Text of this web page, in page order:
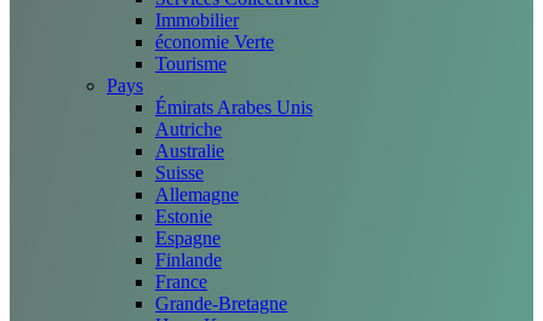
Immobilier
économie Verte
Tourisme
Pays
Émirats Arabes Unis
Autriche
Australie
Suisse
Allemagne
Estonie
Espagne
Finlande
France
Grande-Bretagne